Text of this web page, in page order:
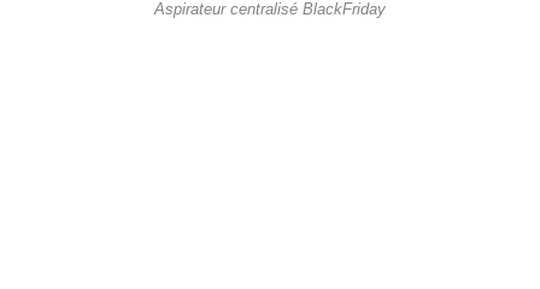
Aspirateur centralisé BlackFriday